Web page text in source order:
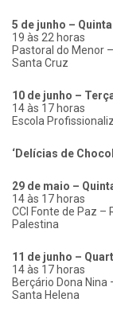
5 de junho –
19 às 22 horas
Pastoral do Menor
Santa Cruz
10 de junho –
14 às 17 horas
Escola
‘Delícias de
29 de maio –
14 às 17 horas
CCI Fonte de Paz –
Palestina
11 de junho –
14 às 17 horas
Berçário Dona Nina
Santa Helena